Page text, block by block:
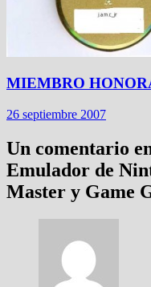
MIEMBRO
26 septiembre 2007
Un comentario
Emulador de
Master y Game